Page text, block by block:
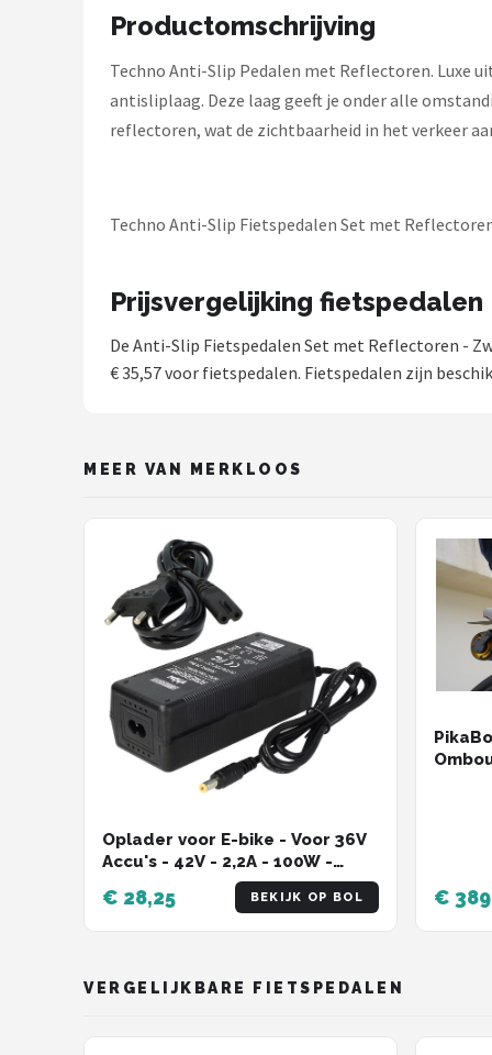
BBB Cycling
Schwalbe
Voltano
Alle merken →
Productomschrijving
Techno Anti-Slip Pedalen met Reflectoren. Luxe
antisliplaag. Deze laag geeft je onder alle
reflectoren, wat de zichtbaarheid in het verkeer
Techno Anti-Slip Fietspedalen Set met
Prijsvergelijking fietspedalen
De Anti-Slip Fietspedalen Set met Reflectoren -
€ 35,57 voor fietspedalen. Fietspedalen zijn
MEER VAN MERKLOOS
Oplader voor E-bike - Voor 36V
Accu's - 42V - 2,2A - 100W -
5,5x2,1mm - Zwart
€ 28,25 BEKIJK OP BOL €
VERGELIJKBARE FIETSPEDALEN